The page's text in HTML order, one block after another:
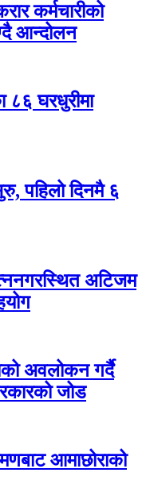
कर्मचारीको
आन्दोलन
८६ घरधुरीमा
पहिलो दिनमै ६
अटिजम
अवलोकन गर्दै
जोड
आमाछोराको